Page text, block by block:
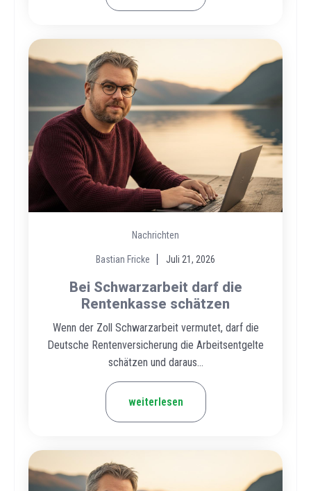
Nachrichten
Bastian Fricke Juli 21, 2026
Bei Schwarzarbeit darf die
Rentenkasse schätzen
Wenn der Zoll Schwarzarbeit vermutet, darf die
Deutsche Rentenversicherung die Arbeitsentgelte
schätzen und daraus...
weiterlesen